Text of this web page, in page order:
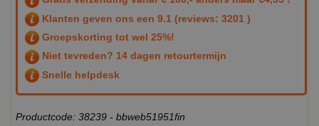
Klanten geven ons een 9.1 (reviews: 3201 )
Groepskorting tot wel 25%!
Niet tevreden? 14 dagen retourtermijn
Snelle helpdesk
Productcode: 38239 - bbweb51951fin